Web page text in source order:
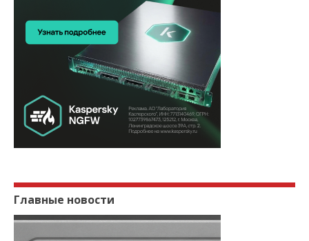
Главные новости